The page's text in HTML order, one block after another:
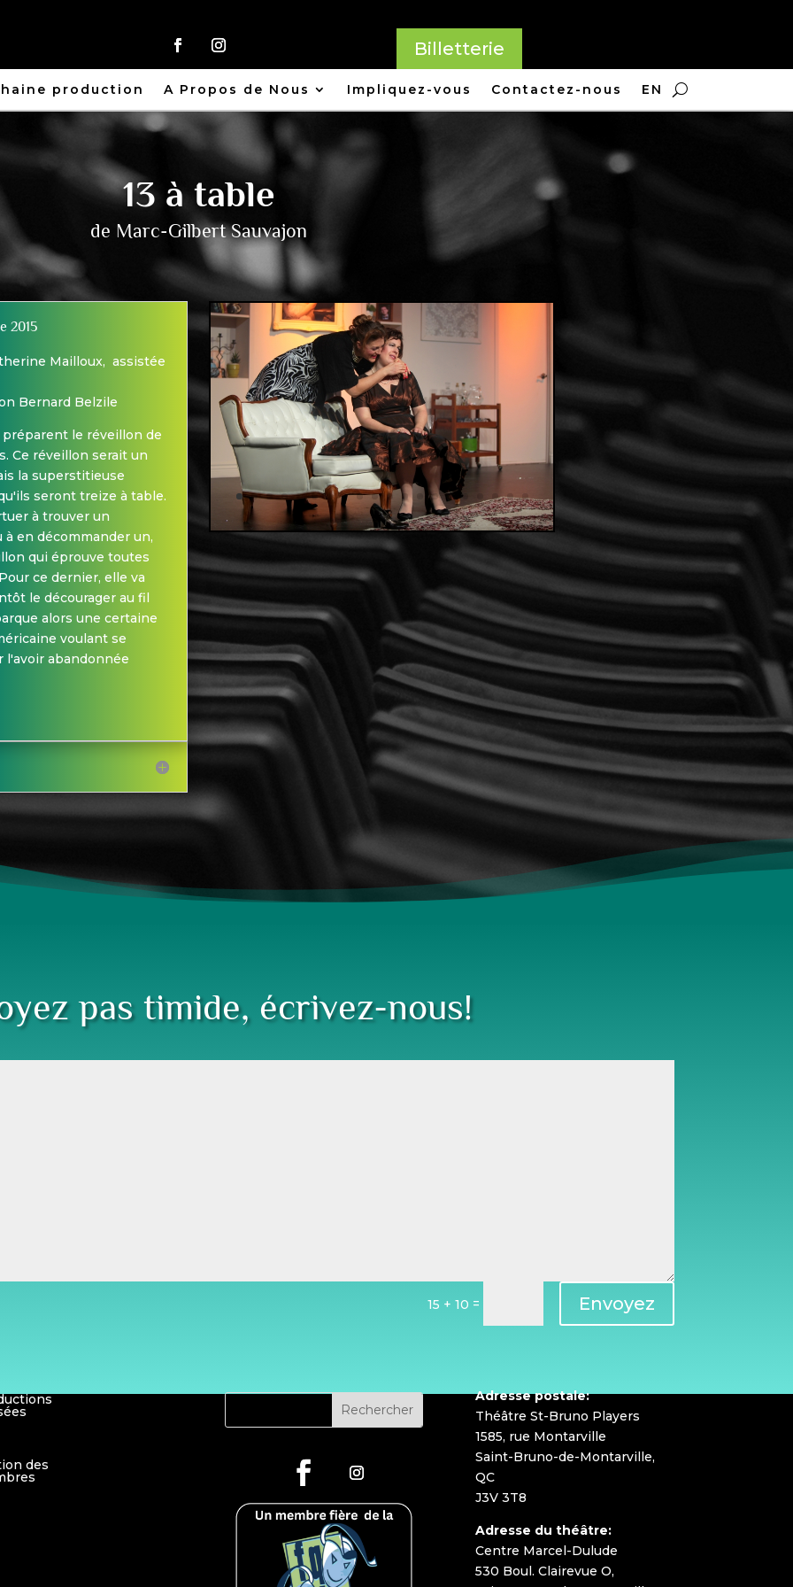
Billetterie
production A Propos de Nous Impliquez-vous Contactez-nous EN
13 à table
de Marc-Gilbert Sauvajon
2015
Mailloux, assistée
Bernard Belzile
le réveillon de
Ce réveillon serait un
la superstitieuse
seront treize à table.
à trouver un
en décommander un,
qui éprouve toutes
ce dernier, elle va
le décourager au fil
alors une certaine
voulant se
l'avoir abandonnée
pas timide, écrivez-nous!
15 + 10 = Envoyez
des
Adresse postale:
Théâtre St-Bruno Players
1585, rue Montarville
Saint-Bruno-de-Montarville,
QC
J3V 3T8
Adresse du théâtre:
Centre Marcel-Dulude
530 Boul. Clairevue O,